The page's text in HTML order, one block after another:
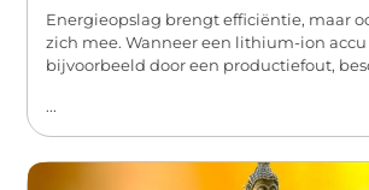
Energieopslag brengt efficiëntie, maar
zich mee. Wanneer een lithium-ion accu
bijvoorbeeld door een productiefout,
...